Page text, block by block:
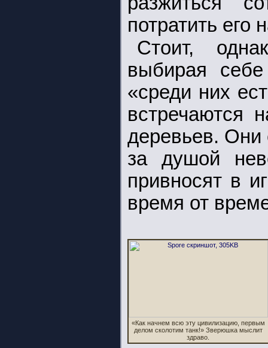
потратить
Стоит,
выбирая
«среди них
встречаются
деревьев. Они
за душой
привносят в
время от
«Как начнем всю эту цивилизацию, первым
делом сколотим танк!» Зверюшка мыслит
здраво.